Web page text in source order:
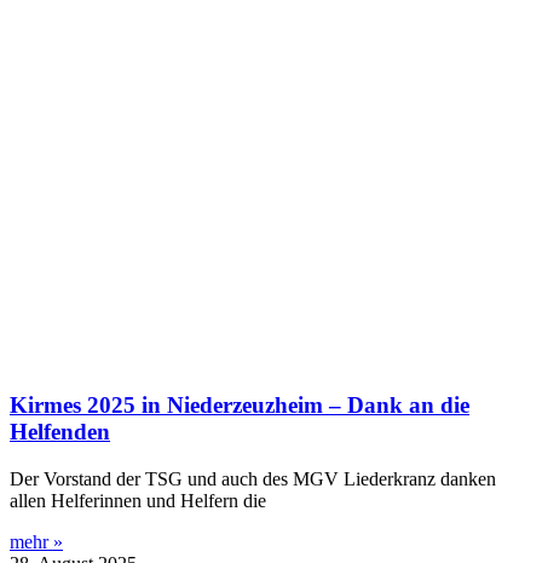
Kirmes 2025 in Niederzeuzheim – Dank an die
Helfenden
Der Vorstand der TSG und auch des MGV Liederkranz danken
allen Helferinnen und Helfern die
mehr »